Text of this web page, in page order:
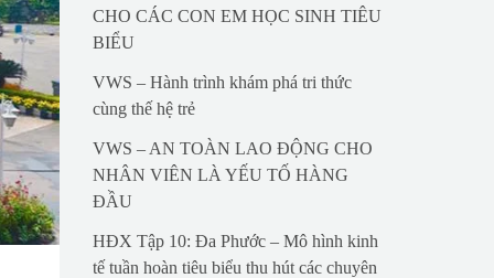
CHO CÁC CON EM HỌC SINH TIÊU
BIỂU
VWS – Hành trình khám phá tri thức
cùng thế hệ trẻ
VWS – AN TOÀN LAO ĐỘNG CHO
NHÂN VIÊN LÀ YẾU TỐ HÀNG
ĐẦU
HĐX Tập 10: Đa Phước – Mô hình kinh
tế tuần hoàn tiêu biểu thu hút các chuyên